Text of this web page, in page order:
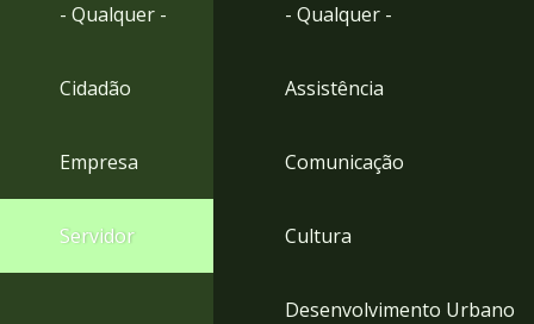
- Qualquer -
Cidadão
Empresa
Servidor
- Qualquer -
Assistência
Comunicação
Cultura
Desenvolvimento Urbano